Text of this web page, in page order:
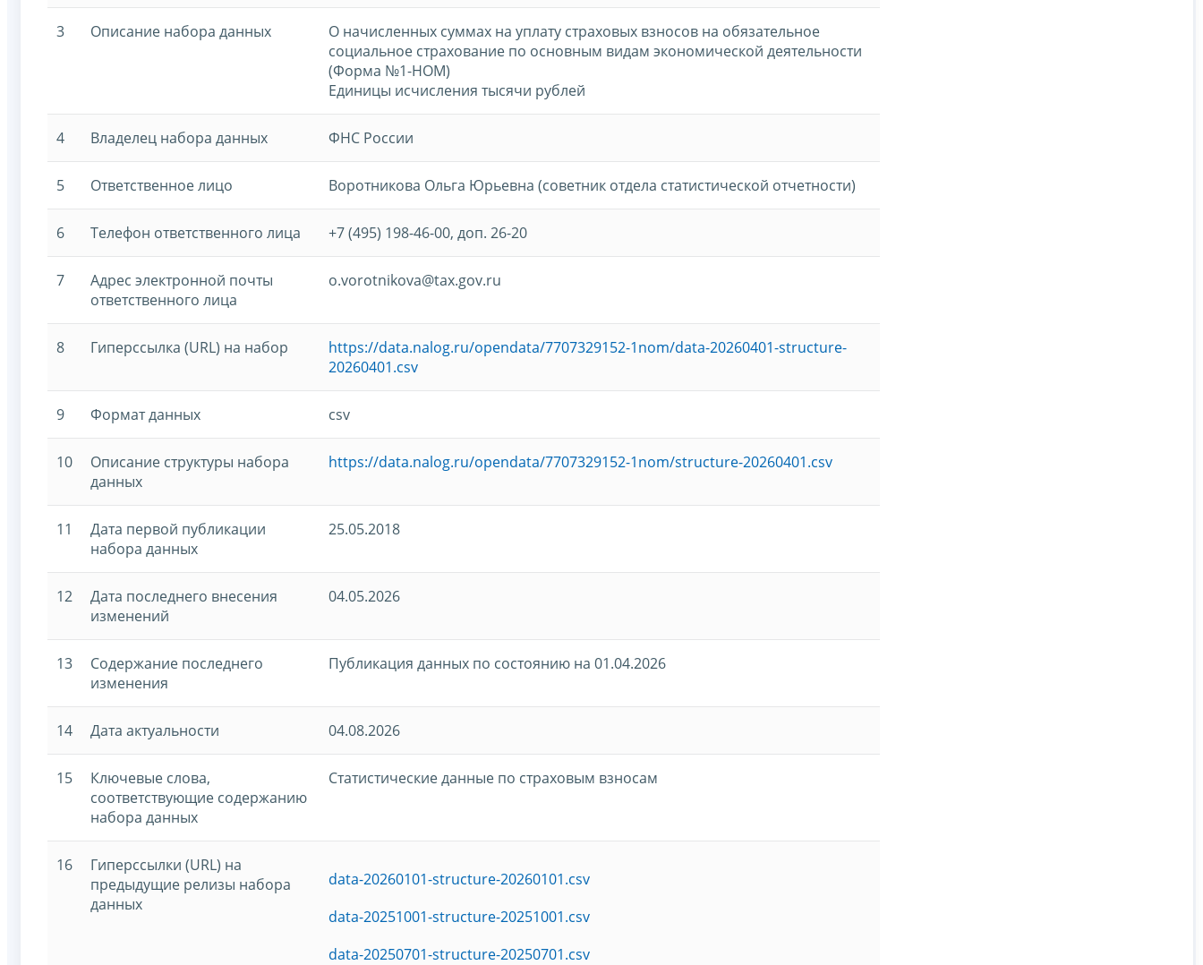
3 Описание набора данных
О начисленных суммах на уплату страховых взносов на обязательное
социальное страхование по основным видам экономической деятельности
(Форма №1-НОМ)
Единицы исчисления тысячи рублей
4 Владелец набора данных ФНС России
5 Ответственное лицо Воротникова Ольга Юрьевна (советник отдела статистической отчетности)
6 Телефон ответственного лица +7 (495) 198-46-00, доп. 26-20
7
Адрес электронной почты
ответственного лица
o.vorotnikova@tax.gov.ru
8 Гиперссылка (URL) на набор
https://data.nalog.ru/opendata/7707329152-1nom/data-20260401-structure-
20260401.csv
9 Формат данных csv
10
Описание структуры набора
данных
https://data.nalog.ru/opendata/7707329152-1nom/structure-20260401.csv
11
Дата первой публикации
набора данных
25.05.2018
12
Дата последнего внесения
изменений
04.05.2026
13
Содержание последнего
изменения
Публикация данных по состоянию на 01.04.2026
14 Дата актуальности 04.08.2026
15
Ключевые слова,
соответствующие содержанию
набора данных
Статистические данные по страховым взносам
16
Гиперссылки (URL) на
предыдущие релизы набора
данных
data-20260101-structure-20260101.csv
data-20251001-structure-20251001.csv
data-20250701-structure-20250701.csv